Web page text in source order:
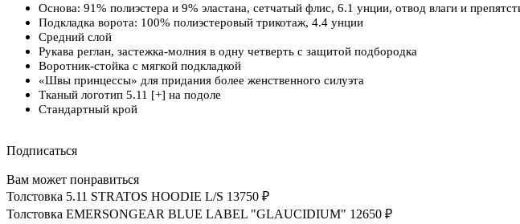
Основа: 91% полиэстера и 9% эластана, сетчатый флис, 6.1 унции, отвод влаги и
Подкладка ворота: 100% полиэстеровый трикотаж, 4.4 унции
Средний слой
Рукава реглан, застежка-молния в одну четверть с защитой подбородка
Воротник-стойка с мягкой подкладкой
«Швы принцессы» для придания более женственного силуэта
Тканый логотип 5.11 [+] на подоле
Стандартный крой
Подписаться
Вам может понравиться
Толстовка 5.11 STRATOS HOODIE L/S 13750 ₽
Толстовка EMERSONGEAR BLUE LABEL "GLAUCIDIUM" 12650 ₽